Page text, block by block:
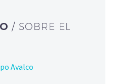
/ SOBRE EL
Avalco